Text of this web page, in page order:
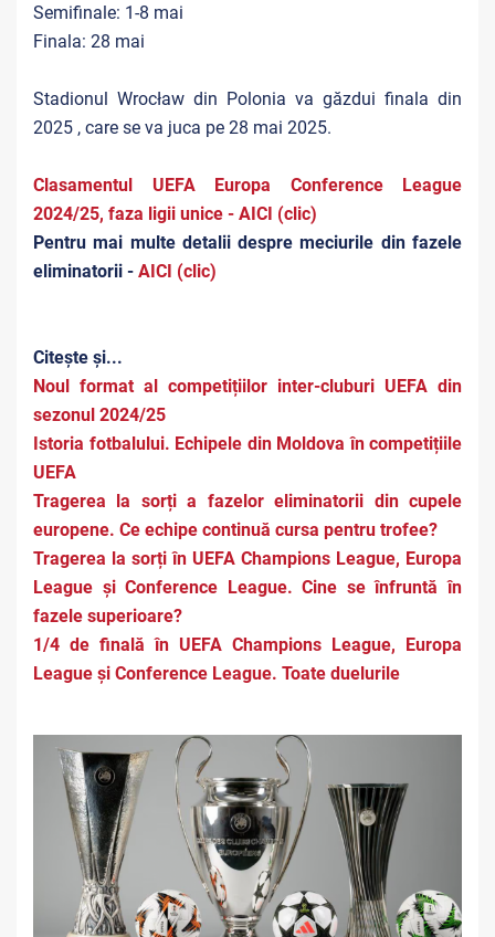
Semifinale: 1-8 mai
Finala: 28 mai
Stadionul Wrocław din Polonia va găzdui finala din
2025 , care se va juca pe 28 mai 2025.
Clasamentul UEFA Europa Conference League
2024/25, faza ligii unice - AICI (clic)
Pentru mai multe detalii despre meciurile din fazele
eliminatorii - AICI (clic)
Citește și...
Noul format al competițiilor inter-cluburi UEFA din
sezonul 2024/25
Istoria fotbalului. Echipele din Moldova în competițiile
UEFA
Tragerea la sorți a fazelor eliminatorii din cupele
europene. Ce echipe continuă cursa pentru trofee?
Tragerea la sorți în UEFA Champions League, Europa
League și Conference League. Cine se înfruntă în
fazele superioare?
1/4 de finală în UEFA Champions League, Europa
League și Conference League. Toate duelurile